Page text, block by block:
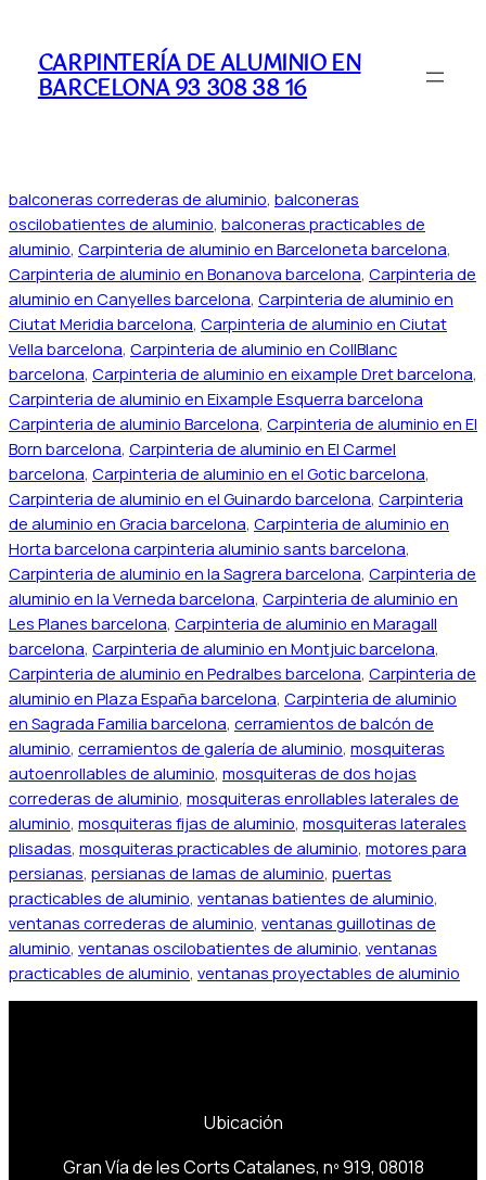
contenido
CARPINTERÍA DE ALUMINIO EN
BARCELONA 93 308 38 16
balconeras correderas de aluminio, balconeras
oscilobatientes de aluminio, balconeras practicables de
aluminio, Carpinteria de aluminio en Barceloneta barcelona,
Carpinteria de aluminio en Bonanova barcelona, Carpinteria de
aluminio en Canyelles barcelona, Carpinteria de aluminio en
Ciutat Meridia barcelona, Carpinteria de aluminio en Ciutat
Vella barcelona, Carpinteria de aluminio en CollBlanc
barcelona, Carpinteria de aluminio en eixample Dret barcelona,
Carpinteria de aluminio en Eixample Esquerra barcelona
Carpinteria de aluminio Barcelona, Carpinteria de aluminio en El
Born barcelona, Carpinteria de aluminio en El Carmel
barcelona, Carpinteria de aluminio en el Gotic barcelona,
Carpinteria de aluminio en el Guinardo barcelona, Carpinteria
de aluminio en Gracia barcelona, Carpinteria de aluminio en
Horta barcelona carpinteria aluminio sants barcelona,
Carpinteria de aluminio en la Sagrera barcelona, Carpinteria de
aluminio en la Verneda barcelona, Carpinteria de aluminio en
Les Planes barcelona, Carpinteria de aluminio en Maragall
barcelona, Carpinteria de aluminio en Montjuic barcelona,
Carpinteria de aluminio en Pedralbes barcelona, Carpinteria de
aluminio en Plaza España barcelona, Carpinteria de aluminio
en Sagrada Familia barcelona, cerramientos de balcón de
aluminio, cerramientos de galería de aluminio, mosquiteras
autoenrollables de aluminio, mosquiteras de dos hojas
correderas de aluminio, mosquiteras enrollables laterales de
aluminio, mosquiteras fijas de aluminio, mosquiteras laterales
plisadas, mosquiteras practicables de aluminio, motores para
persianas, persianas de lamas de aluminio, puertas
practicables de aluminio, ventanas batientes de aluminio,
ventanas correderas de aluminio, ventanas guillotinas de
aluminio, ventanas oscilobatientes de aluminio, ventanas
practicables de aluminio, ventanas proyectables de aluminio
Ubicación
Gran Vía de les Corts Catalanes, nº 919, 08018